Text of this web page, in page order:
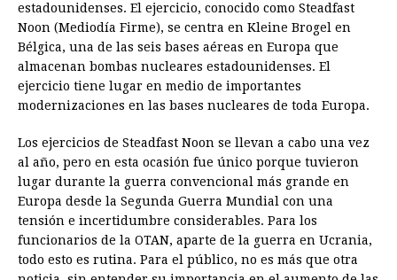
estadounidenses. El ejercicio, conocido como Steadfast
Noon (Mediodía Firme), se centra en Kleine Brogel en
Bélgica, una de las seis bases aéreas en Europa que
almacenan bombas nucleares estadounidenses. El
ejercicio tiene lugar en medio de importantes
modernizaciones en las bases nucleares de toda Europa.
Los ejercicios de Steadfast Noon se llevan a cabo una vez
al año, pero en esta ocasión fue único porque tuvieron
lugar durante la guerra convencional más grande en
Europa desde la Segunda Guerra Mundial con una
tensión e incertidumbre considerables. Para los
funcionarios de la OTAN, aparte de la guerra en Ucrania,
todo esto es rutina. Para el público, no es más que otra